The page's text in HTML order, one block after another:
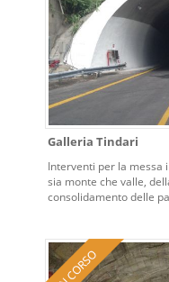
Galleria Tindari
Interventi per la messa
sia monte che valle,
consolidamento delle
antincendio e gestione